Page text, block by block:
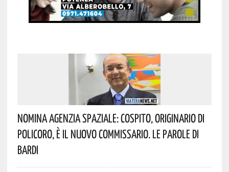
Nomina Agenzia Spaziale: Cospito, Originario Di
Policoro, È Il Nuovo Commissario. Le Parole Di
Bardi